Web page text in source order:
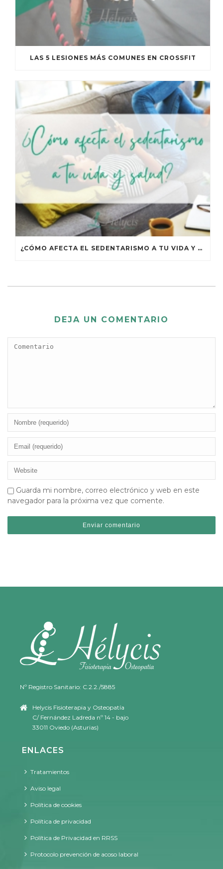
LAS 5 LESIONES MÁS COMUNES EN CROSSFIT
¿CÓMO AFECTA EL SEDENTARISMO A TU VIDA Y TU SALUD?
DEJA UN COMENTARIO
Guarda mi nombre, correo electrónico y web en este
navegador para la próxima vez que comente.
Nº Registro Sanitario: C.2.2./5885
Helycis Fisioterapia y Osteopatía
C/ Fernández Ladreda nº 14 - bajo
33011 Oviedo (Asturias)
ENLACES
Tratamientos
Aviso legal
Política de cookies
Política de privacidad
Política de Privacidad en RRSS
Protocolo prevención de acoso laboral